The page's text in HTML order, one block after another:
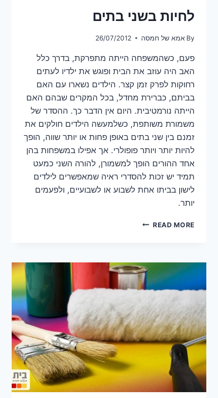
לחיות בשני בתים
By אמא של חמסה 26/07/2012
פעם, כשהמשפחה הייתה מתפרקת, בדרך כלל
האב היה עוזב את הבית ופוגש את ילדיו לעתים
רחוקות לפרק זמן קצר. הילדים נשארו עם האם
בביתם, כברירת מחדל, בכל המקרים שבהם האם
הייתה נורמטיבית. היום אין הדבר כך. ההסדר של
משמורת משותפת, כשלמעשה הילדים חולקים את
זמנם בין שני בתים באופן פחות או יותר שווה, הופך
להיות יותר ויותר פופולרי. אך אפילו במשפחות בהן
אחד ההורים הופך למשמורן, להורה השני כמעט
תמיד יש זכות להסדרי ראיה שמאפשרים לילדים
לישון בביתו אחת לשבוע או לשבועיים, ולפעמים
יותר.
READ MOREלחיות